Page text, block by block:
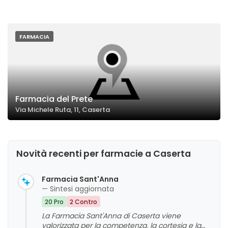
FARMACIA
Farmacia del Prete
Via Michele Ruta, 11, Caserta
Novità recenti per farmacie a Caserta
Farmacia Sant'Anna
— Sintesi aggiornata
20 Pro 2 Contro
La Farmacia Sant'Anna di Caserta viene
valorizzata per la competenza, la cortesia e la